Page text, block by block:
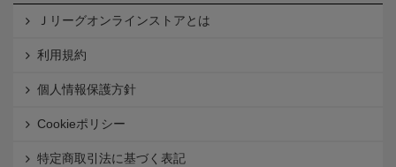
Ｊリーグオンラインストアとは
利用規約
個人情報保護方針
Cookieポリシー
特定商取引法に基づく表記